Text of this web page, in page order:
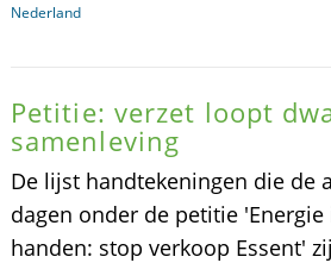
Nederland
Petitie: verzet loopt
samenleving
De lijst handtekeningen die de
dagen onder de petitie
handen: stop verkoop Essent'